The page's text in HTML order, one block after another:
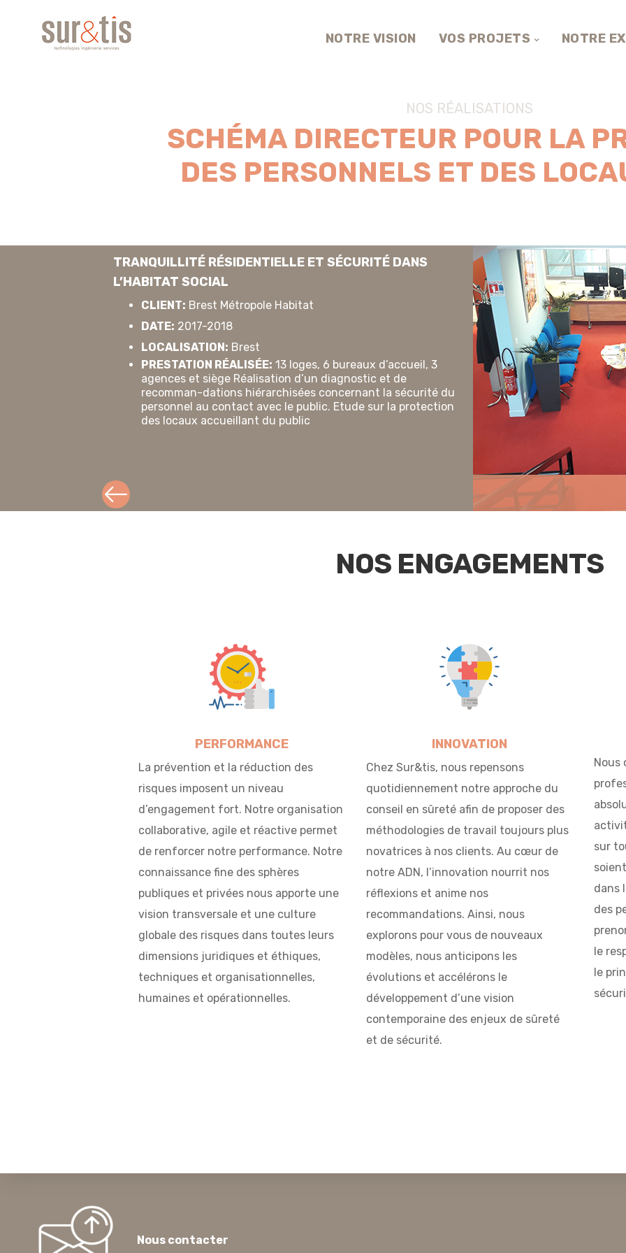
NOTRE VISION VOS PROJETS NOTRE
NOS RÉALISATIONS
SCHÉMA DIRECTEUR POUR LA
DES PERSONNELS ET DES
TRANQUILLITÉ RÉSIDENTIELLE ET SÉCURITÉ DANS
L’HABITAT SOCIAL
CLIENT: Brest Métropole Habitat
DATE: 2017-2018
LOCALISATION: Brest
PRESTATION RÉALISÉE: 13 loges, 6 bureaux d’accueil, 3
agences et siège Réalisation d’un diagnostic et de
recomman-dations hiérarchisées concernant la sécurité du
personnel au contact avec le public. Etude sur la protection
des locaux accueillant du public
NOS ENGAGEMENTS
PERFORMANCE
La prévention et la réduction des
risques imposent un niveau
d’engagement fort. Notre organisation
collaborative, agile et réactive permet
de renforcer notre performance. Notre
connaissance fine des sphères
publiques et privées nous apporte une
vision transversale et une culture
globale des risques dans toutes leurs
dimensions juridiques et éthiques,
techniques et organisationnelles,
humaines et opérationnelles.
INNOVATION
Chez Sur&tis, nous repensons
quotidiennement notre approche du
conseil en sûreté afin de proposer des
méthodologies de travail toujours plus
novatrices à nos clients. Au cœur de
notre ADN, l’innovation nourrit nos
réflexions et anime nos
recommandations. Ainsi, nous
explorons pour vous de nouveaux
modèles, nous anticipons les
évolutions et accélérons le
développement d’une vision
contemporaine des enjeux de sûreté
et de sécurité.
Nous
sur
dans
des
le
le
Nous contacter